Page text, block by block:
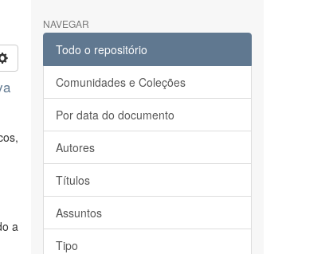
a
NAVEGAR
Todo o repositório
Comunidades e Coleções
Por data do documento
Autores
Títulos
Assuntos
Tipo